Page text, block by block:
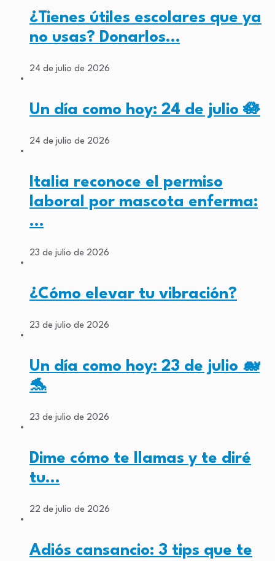
¿Tienes útiles escolares que ya
no usas? Donarlos…
24 de julio de 2026
Un día como hoy: 24 de julio 🪷
24 de julio de 2026
Italia reconoce el permiso
laboral por mascota enferma:
…
23 de julio de 2026
¿Cómo elevar tu vibración?
23 de julio de 2026
Un día como hoy: 23 de julio 🐋
🐬
23 de julio de 2026
Dime cómo te llamas y te diré
tu…
22 de julio de 2026
Adiós cansancio: 3 tips que te